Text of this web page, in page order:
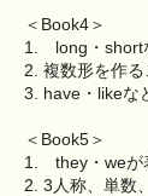
＜Book4＞
1. long・short
2. 複数形を作る
3. have・likeな
＜Book5＞
1. they・weが
2. 3人称、単数